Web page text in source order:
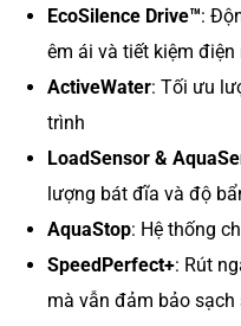
EcoSilence Drive™:
êm ái và tiết kiệm điện
ActiveWater: Tối ưu
trình
LoadSensor &
lượng bát đĩa và độ
AquaStop: Hệ thống
SpeedPerfect+: Rút
mà vẫn đảm bảo sạch